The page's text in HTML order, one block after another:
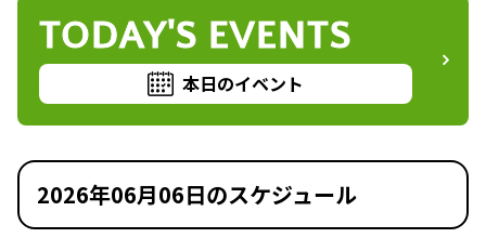
TODAY'S EVENTS
本日のイベント
2026年06月06日のスケジュール